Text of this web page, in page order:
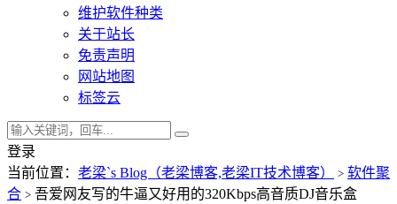
维护软件种类
关于站长
免责声明
网站地图
标签云
登录
当前位置： 老梁`s Blog（老梁博客,老梁IT技术博客） > 软件聚
合 > 吾爱网友写的牛逼又好用的320Kbps高音质DJ音乐盒